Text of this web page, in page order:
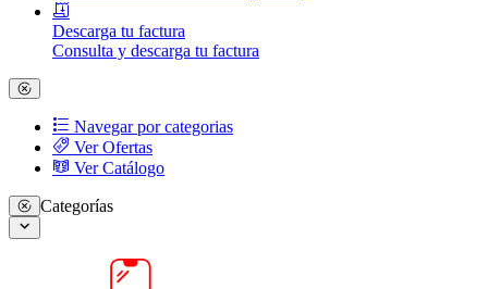
Descarga tu factura
Consulta y descarga tu factura
Navegar por categorias
Ver Ofertas
Ver Catálogo
Categorías